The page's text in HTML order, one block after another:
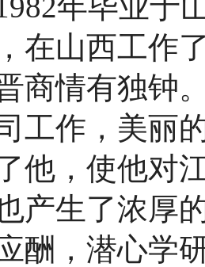
在山西工作
商情有独钟
工作，美丽
他，使他对
产生了浓厚
酬，潜心学